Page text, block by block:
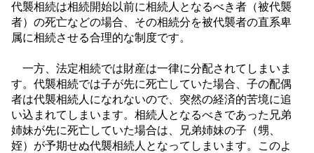
代襲相続は相続開始以前に相続人となるべき者（被代襲
者）の死亡などの場合、その相続分を被代襲者の直系卑
属に相続させる合理的な制度です。
一方、法定相続では財産は一律に分配されてしまいま
す。代襲相続では子が先に死亡していた場合、子の配偶
者は代襲相続人になれないので、突然の経済的苦境に追
い込まれてしまいます。相続人となるべきであった兄弟
姉妹が先に死亡していた場合は、兄弟姉妹の子（甥、
姪）が予期せぬ代襲相続人となってしまいます。このよ